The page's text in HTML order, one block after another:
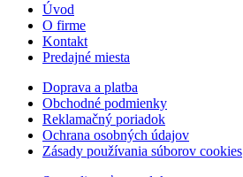
Úvod
O firme
Kontakt
Predajné miesta
Doprava a platba
Obchodné podmienky
Reklamačný poriadok
Ochrana osobných údajov
Zásady používania súborov cookies